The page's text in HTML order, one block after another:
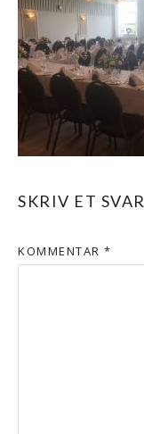
SKRIV ET SVAR
KOMMENTAR *